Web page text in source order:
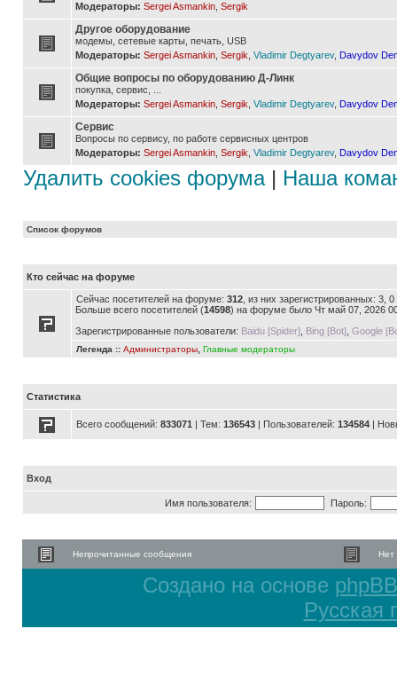
Модераторы: Sergei Asmankin Sergik
Другое оборудование
модемы, сетевые карты, печать, USB
Модераторы: Sergei Asmankin Sergik Vladimir Degtyarev, Davydov
Общие вопросы по оборудованию Д-Линк
покупка, сервис, ...
Модераторы: Sergei Asmankin Sergik Vladimir Degtyarev, Davydov
Сервис
Вопросы по сервису, по работе сервисных центров
Модераторы: Sergei Asmankin Sergik Vladimir Degtyarev, Davydov
Удалить cookies форума| Наша
Список форумов
Кто сейчас на форуме
Сейчас посетителей на форуме: 312 , из них зарегистрированных: 3,
Больше всего посетителей (14598) на форуме было Чт май 07, 2026
Зарегистрированные пользователи: Baidu [Spider] Bing [Bot] Google
Легенда :: Администраторы Главные модераторы
Статистика
Всего сообщений: 833071 | Тем: 136543 | Пользователей: 134584 |
Вход
Имя пользователя: Пароль:
Непрочитанные сообщения Нет
Создано на основе phpBB
Русская